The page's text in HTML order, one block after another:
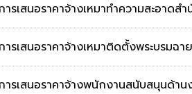
รเสนอราคาจ้างเหมาทำความสะอาดส
รเสนอราคาจ้างเหมาติดตั้งพระบรมฉ
รเสนอราคาจ้างพนักงานสนับสนุนด้านง